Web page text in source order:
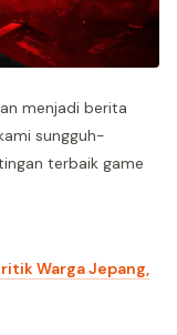
menjadi berita
sungguh-
terbaik game
Warga Jepang,